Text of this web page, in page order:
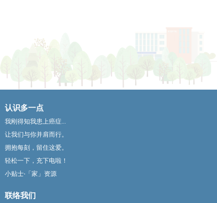
认识多一点
我刚得知我患上癌症...
让我们与你并肩而行。
拥抱每刻，留住这爱。
轻松一下，充下电啦！
小贴士‧「家」资源
联络我们